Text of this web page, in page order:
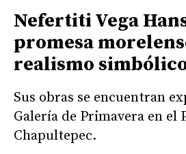
Nefertiti Vega
promesa
realismo
Sus obras se encuentran
Galería de Primavera en el
Chapultepec.